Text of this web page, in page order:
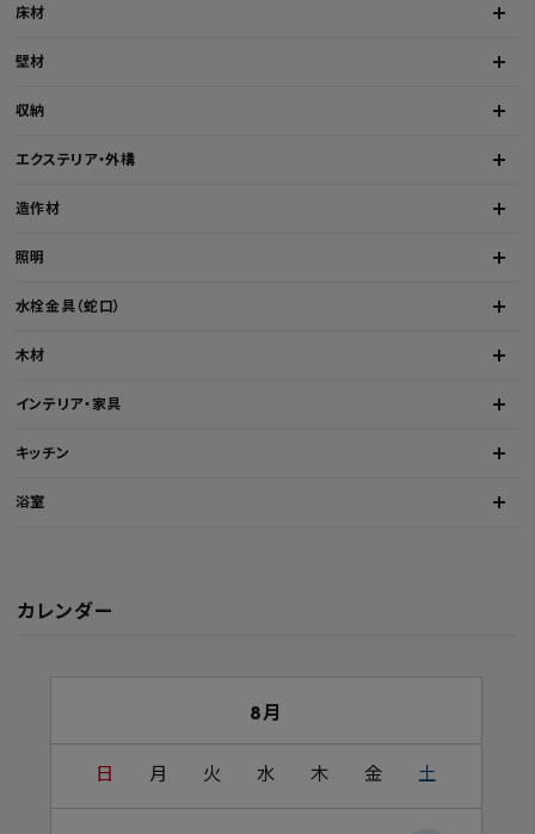
床材
壁材
収納
エクステリア・外構
造作材
照明
水栓金具（蛇口）
木材
インテリア・家具
キッチン
浴室
カレンダー
8月
日 月 火 水 木 金 土